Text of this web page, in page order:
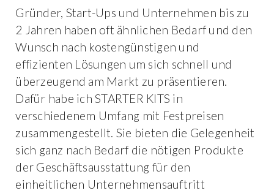
Gründer, Start-Ups und Unternehmen bis zu
2 Jahren haben oft ähnlichen Bedarf und den
Wunsch nach kostengünstigen und
effizienten Lösungen um sich schnell und
überzeugend am Markt zu präsentieren.
Dafür habe ich STARTER KITS in
verschiedenem Umfang mit Festpreisen
zusammengestellt. Sie bieten die Gelegenheit
sich ganz nach Bedarf die nötigen Produkte
der Geschäftsausstattung für den
einheitlichen Unternehmensauftritt